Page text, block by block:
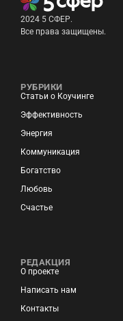
2024 5 СФЕР.
Все права защищены.
РУБРИКИ
Статьи о Коучинге
Эффективность
Энергия
Коммуникация
Богатство
Любовь
Счастье
РЕДАКЦИЯ
О проекте
Написать нам
Контакты